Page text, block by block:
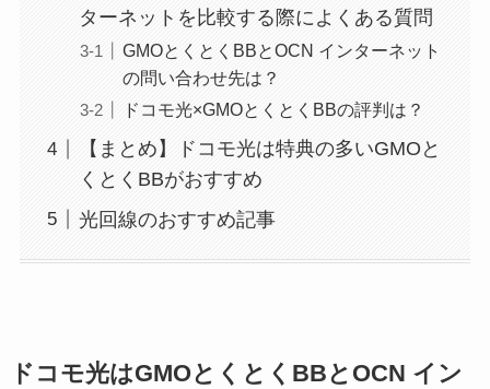
ターネットを比較する際によくある質問
GMOとくとくBBとOCN インターネット
の問い合わせ先は？
ドコモ光×GMOとくとくBBの評判は？
【まとめ】ドコモ光は特典の多いGMOと
くとくBBがおすすめ
光回線のおすすめ記事
ドコモ光はGMOとくとくBBとOCN イン